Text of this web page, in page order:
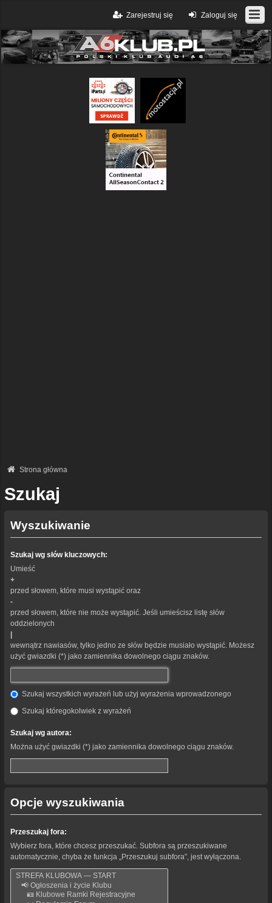
Zaloguj się
Zarejestruj się
Strona główna
Szukaj
Wyszukiwanie
Szukaj wg słów kluczowych:
Umieść
+
przed słowem, które musi wystąpić oraz
-
przed słowem, które nie może wystąpić. Jeśli umieścisz listę słów
oddzielonych
wewnątrz nawiasów, tylko jedno ze słów będzie musiało wystąpić. Możesz
użyć gwiazdki (*) jako zamiennika dowolnego ciągu znaków.
Szukaj wszystkich wyrażeń lub użyj wyrażenia wprowadzonego
Szukaj któregokolwiek z wyrażeń
Szukaj wg autora:
Można użyć gwiazdki (*) jako zamiennika dowolnego ciągu znaków.
Opcje wyszukiwania
Przeszukaj fora:
Wybierz fora, które chcesz przeszukać. Subfora są przeszukiwane
automatycznie, chyba że funkcja „Przeszukuj subfora”, jest wyłączona.